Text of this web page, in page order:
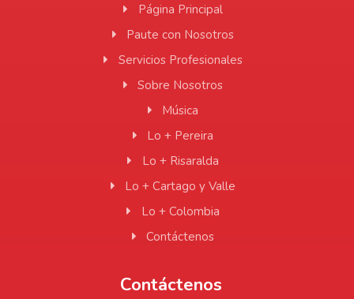
Página Principal
Paute con Nosotros
Servicios Profesionales
Sobre Nosotros
Música
Lo + Pereira
Lo + Risaralda
Lo + Cartago y Valle
Lo + Colombia
Contáctenos
Contáctenos